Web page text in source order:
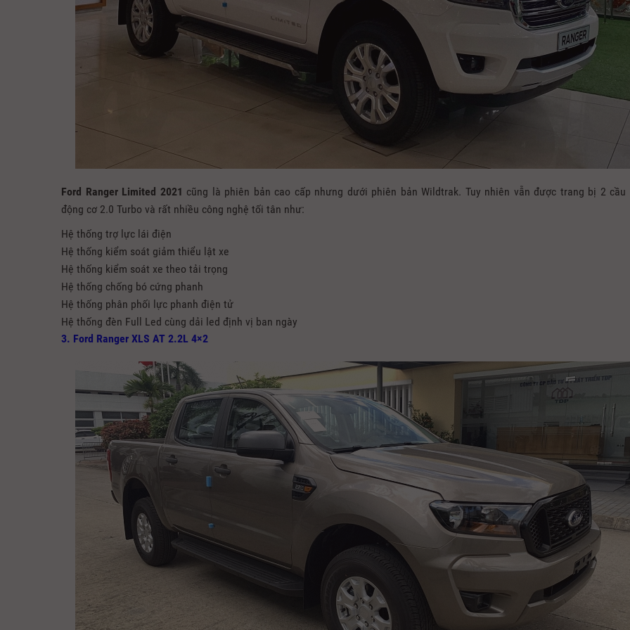
Ford Ranger Limited 2021 cũng là phiên bản cao cấp nhưng dưới phiên bản Wildtrak. Tuy nhiên vẫn được trang bị 2 cầu
động cơ 2.0 Turbo và rất nhiều công nghệ tối tân như:
Hệ thống trợ lực lái điện
Hệ thống kiểm soát giảm thiểu lật xe
Hệ thống kiểm soát xe theo tải trọng
Hệ thống chống bó cứng phanh
Hệ thống phân phối lực phanh điện tử
Hệ thống đèn Full Led cùng dải led định vị ban ngày
3. Ford Ranger XLS AT 2.2L 4×2